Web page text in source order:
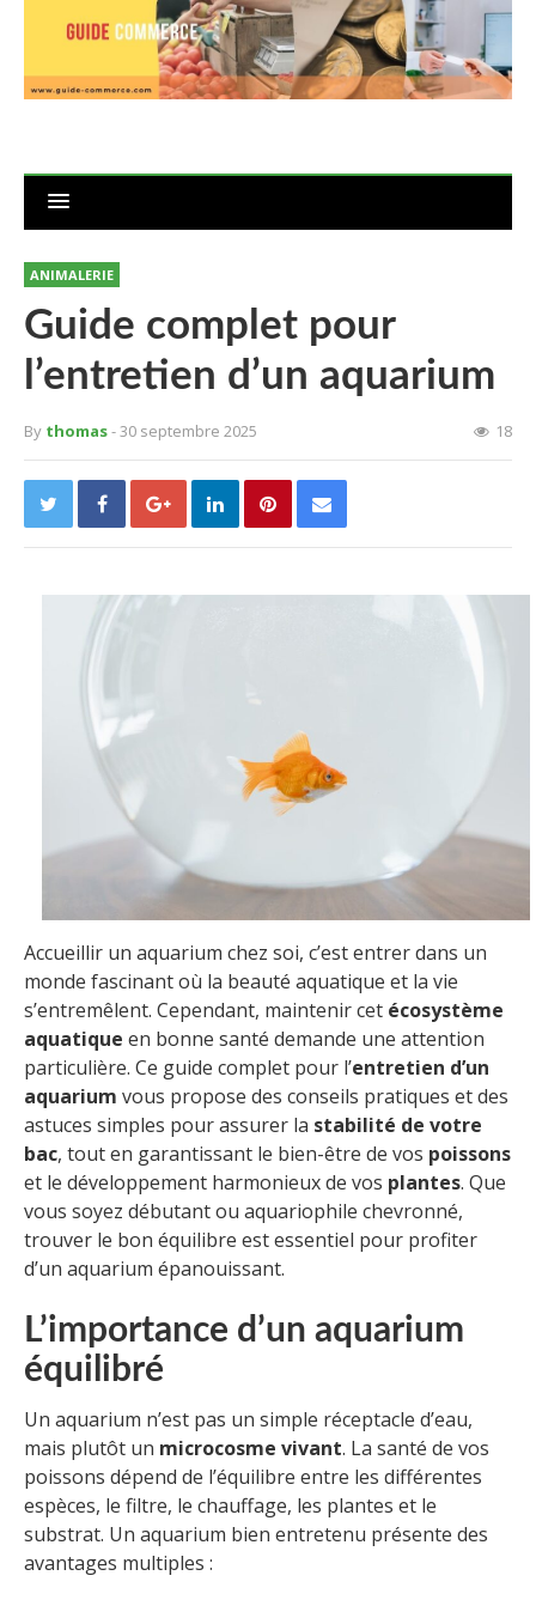
ANIMALERIE
Guide complet pour
l’entretien d’un aquarium
By thomas- 30 septembre 2025 18
Accueillir un aquarium chez soi, c’est entrer dans un
monde fascinant où la beauté aquatique et la vie
s’entremêlent. Cependant, maintenir cet écosystème
aquatique en bonne santé demande une attention
particulière. Ce guide complet pour l’entretien d’un
aquarium vous propose des conseils pratiques et des
astuces simples pour assurer la stabilité de votre
bac, tout en garantissant le bien-être de vos poissons
et le développement harmonieux de vos plantes. Que
vous soyez débutant ou aquariophile chevronné,
trouver le bon équilibre est essentiel pour profiter
d’un aquarium épanouissant.
L’importance d’un aquarium
équilibré
Un aquarium n’est pas un simple réceptacle d’eau,
mais plutôt un microcosme vivant. La santé de vos
poissons dépend de l’équilibre entre les différentes
espèces, le filtre, le chauffage, les plantes et le
substrat. Un aquarium bien entretenu présente des
avantages multiples :